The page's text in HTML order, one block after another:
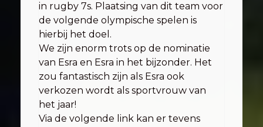
in rugby 7s. Plaatsing van dit team voor
de volgende olympische spelen is
hierbij het doel.
We zijn enorm trots op de nominatie
van Esra en Esra in het bijzonder. Het
zou fantastisch zijn als Esra ook
verkozen wordt als sportvrouw van
het jaar!
Via de volgende link kan er tevens